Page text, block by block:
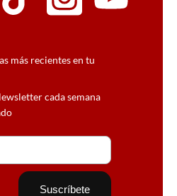
más recientes en tu
cada semana